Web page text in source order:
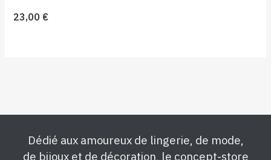
23,00 €
Dédié aux amoureux de lingerie, de mode,
de bijoux et de décoration, le concept-store